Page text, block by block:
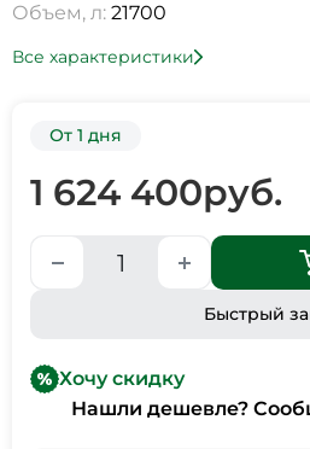
Объем, л: 21700
Все характеристики
От 1 дня
1 624 400руб.
Быстрый
Хочу скидку
Нашли дешевле?